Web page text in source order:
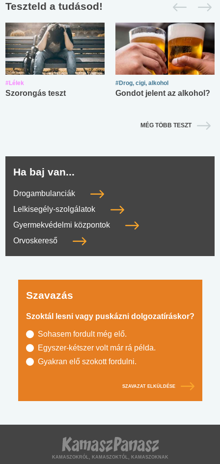
Teszteld a tudásod!
#Lélek
Szorongás teszt
#Drog, cigi, alkohol
Gondot jelent az alkohol?
MÉG TÖBB TESZT
Ha baj van...
Drogambulanciák
Lelkisegély-szolgálatok
Gyermekvédelmi központok
Orvoskereső
Szavazás
Szoktál lesni vagy puskázni dolgozatíráskor?
Sohasem fordult még elő.
Egyszer-kétszer volt már rá példa.
Gyakran elő szokott fordulni.
SZAVAZAT ELKÜLDÉSE
KAMASZOKRÓL, KAMASZOKTÓL, KAMASZOKNAK